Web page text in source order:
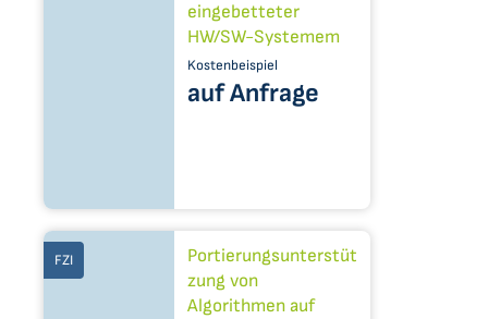
eingebetteter
HW/SW-Systemem
Kostenbeispiel
auf Anfrage
FZI
Portierungsunterstüt
zung von
Algorithmen auf